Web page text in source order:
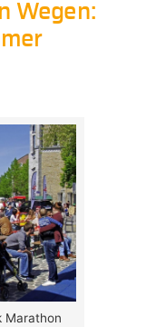
Wegen:
Marathon